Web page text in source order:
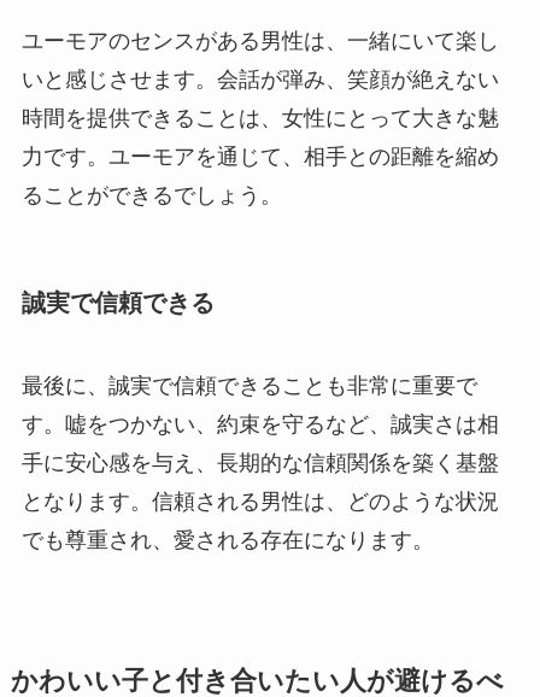
ユーモアのセンスがある男性は、一緒にいて楽し
いと感じさせます。会話が弾み、笑顔が絶えない
時間を提供できることは、女性にとって大きな魅
力です。ユーモアを通じて、相手との距離を縮め
ることができるでしょう。
誠実で信頼できる
最後に、誠実で信頼できることも非常に重要で
す。嘘をつかない、約束を守るなど、誠実さは相
手に安心感を与え、長期的な信頼関係を築く基盤
となります。信頼される男性は、どのような状況
でも尊重され、愛される存在になります。
かわいい子と付き合いたい人が避けるべ